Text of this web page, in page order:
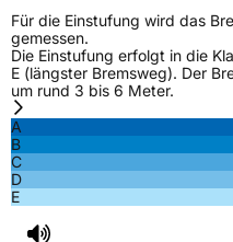
Für die Einstufung wird das
gemessen.
Die Einstufung erfolgt in die
E (längster Bremsweg). Der
um rund 3 bis 6 Meter.
A
B
C
D
E